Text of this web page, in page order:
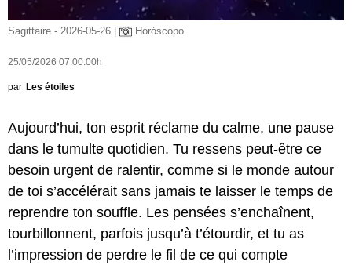
Sagittaire - 2026-05-26 | Horóscopo
25/05/2026 07:00:00h
par Les étoiles
Aujourd’hui, ton esprit réclame du calme, une pause
dans le tumulte quotidien. Tu ressens peut-être ce
besoin urgent de ralentir, comme si le monde autour
de toi s’accélérait sans jamais te laisser le temps de
reprendre ton souffle. Les pensées s’enchaînent,
tourbillonnent, parfois jusqu’à t’étourdir, et tu as
l’impression de perdre le fil de ce qui compte